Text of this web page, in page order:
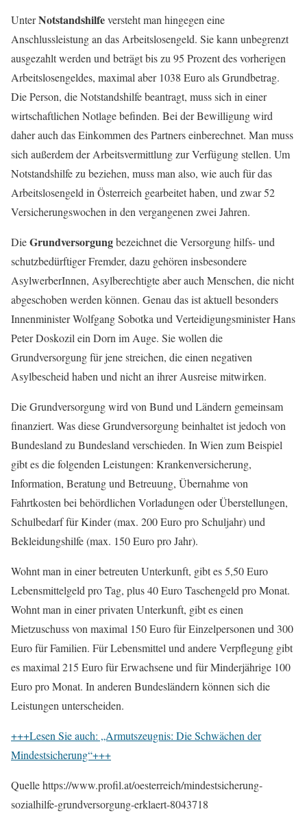
UnterNotstandshilfeversteht man hingegen eine
Anschlussleistung an das Arbeitslosengeld. Sie kann unbegrenzt
ausgezahlt werden und beträgt bis zu 95 Prozent des vorherigen
Arbeitslosengeldes, maximal aber 1038 Euro als Grundbetrag.
Die Person, die Notstandshilfe beantragt, muss sich in einer
wirtschaftlichen Notlage befinden. Bei der Bewilligung wird
daher auch das Einkommen des Partners einberechnet. Man muss
sich außerdem der Arbeitsvermittlung zur Verfügung stellen. Um
Notstandshilfe zu beziehen, muss man also, wie auch für das
Arbeitslosengeld in Österreich gearbeitet haben, und zwar 52
Versicherungswochen in den vergangenen zwei Jahren.
DieGrundversorgungbezeichnet die Versorgung hilfs- und
schutzbedürftiger Fremder, dazu gehören insbesondere
AsylwerberInnen, Asylberechtigte aber auch Menschen, die nicht
abgeschoben werden können. Genau das ist aktuell besonders
Innenminister Wolfgang Sobotka und Verteidigungsminister Hans
Peter Doskozil ein Dorn im Auge. Sie wollen die
Grundversorgung für jene streichen, die einen negativen
Asylbescheid haben und nicht an ihrer Ausreise mitwirken.
Die Grundversorgung wird von Bund und Ländern gemeinsam
finanziert. Was diese Grundversorgung beinhaltet ist jedoch von
Bundesland zu Bundesland verschieden. In Wien zum Beispiel
gibt es die folgenden Leistungen: Krankenversicherung,
Information, Beratung und Betreuung, Übernahme von
Fahrtkosten bei behördlichen Vorladungen oder Überstellungen,
Schulbedarf für Kinder (max. 200 Euro pro Schuljahr) und
Bekleidungshilfe (max. 150 Euro pro Jahr).
Wohnt man in einer betreuten Unterkunft, gibt es 5,50 Euro
Lebensmittelgeld pro Tag, plus 40 Euro Taschengeld pro Monat.
Wohnt man in einer privaten Unterkunft, gibt es einen
Mietzuschuss von maximal 150 Euro für Einzelpersonen und 300
Euro für Familien. Für Lebensmittel und andere Verpflegung gibt
es maximal 215 Euro für Erwachsene und für Minderjährige 100
Euro pro Monat. In anderen Bundesländern können sich die
Leistungen unterscheiden.
+++Lesen Sie auch: „Armutszeugnis: Die Schwächen der
Mindestsicherung“+++
Quelle https://www.profil.at/oesterreich/mindestsicherung-
sozialhilfe-grundversorgung-erklaert-8043718